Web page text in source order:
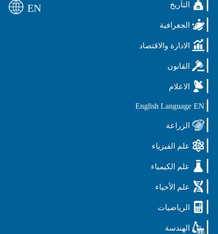
التأريخ
الجغرافية
الادارة والاقتصاد
القانون
الاعلام
EN
English Language
الزراعة
علم الفيزياء
علم الكيمياء
علم الأحياء
الرياضيات
الهندسة
EN